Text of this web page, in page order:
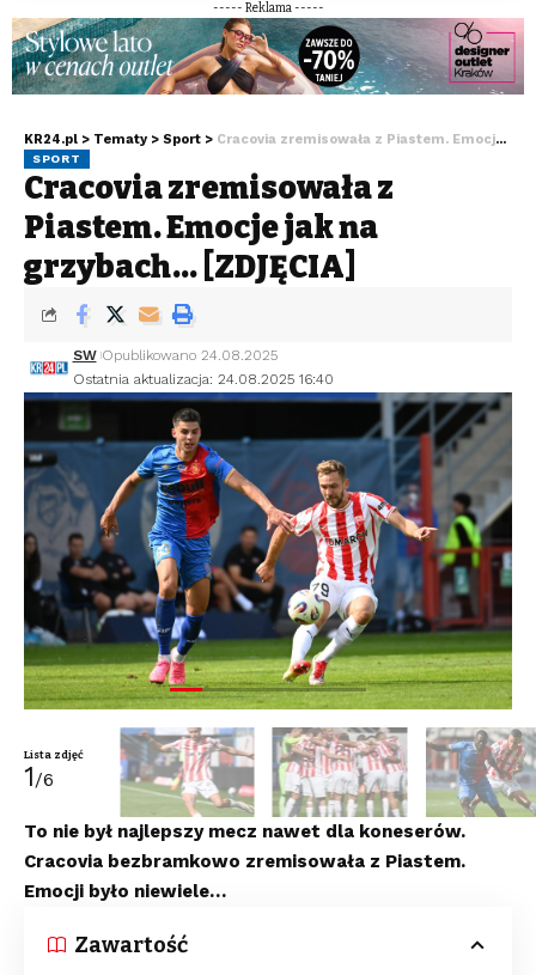
----- Reklama -----
KR24.pl > Tematy > Sport > Cracovia zremisowała z Piastem. Emocje jak na grzybach… [ZDJĘCIA]
SPORT
Cracovia zremisowała z
Piastem. Emocje jak na
grzybach… [ZDJĘCIA]
Ostatnia aktualizacja: 24.08.2025 16:40
SW Opublikowano 24.08.2025
Lista zdjęć
1/6
To nie był najlepszy mecz nawet dla koneserów.
Cracovia bezbramkowo zremisowała z Piastem.
Emocji było niewiele…
Zawartość